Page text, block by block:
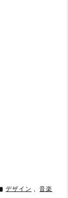
デザイン , 音楽